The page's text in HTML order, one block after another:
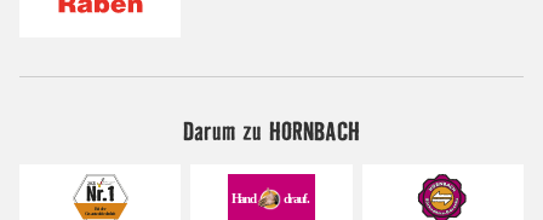
Darum zu HORNBACH